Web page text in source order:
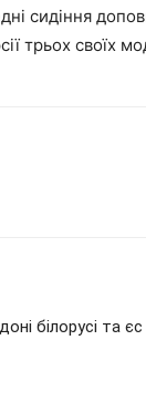
сидіння
трьох своїх
білорусі та